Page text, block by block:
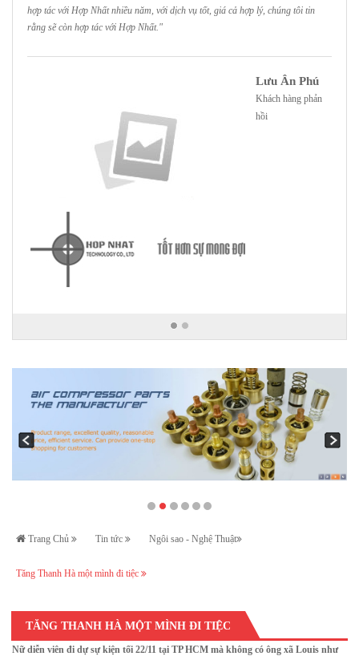
hợp tác với Hợp Nhất nhiều năm, với dịch vụ tốt, giá cả hợp lý, chúng tôi tin
rằng sẽ còn hợp tác với Hợp Nhất."
Lưu Ân Phú
Khách hàng phản
hồi
Trang Chủ Tin tức Ngôi sao - Nghệ Thuật
Tăng Thanh Hà một mình đi tiệc
TĂNG THANH HÀ MỘT MÌNH ĐI TIỆC
Nữ diễn viên đi dự sự kiện tối 22/11 tại TP HCM mà không có ông xã Louis như